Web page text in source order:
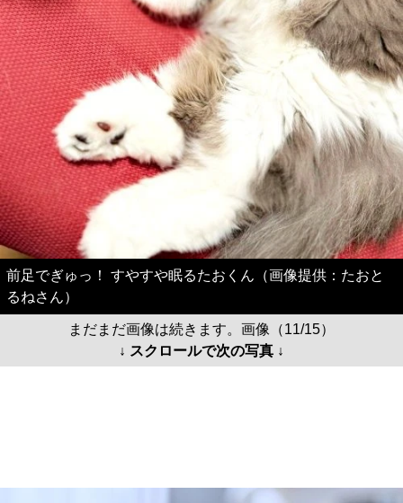
前足でぎゅっ！ すやすや眠るたおくん（画像提供：たおと
るねさん）
まだまだ画像は続きます。画像（11/15）
↓ スクロールで次の写真 ↓